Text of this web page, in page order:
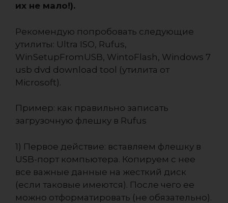
их не мало!).
Рекомендую попробовать следующие
утилиты: Ultra ISO, Rufus,
WinSetupFromUSB, WintoFlash, Windows 7
usb dvd download tool (утилита от
Microsoft).
Пример: как правильно записать
загрузочную флешку в Rufus
1) Первое действие: вставляем флешку в
USB-порт компьютера. Копируем с нее
все важные данные на жесткий диск
(если таковые имеются). После чего ее
можно отформатировать (не обязательно).